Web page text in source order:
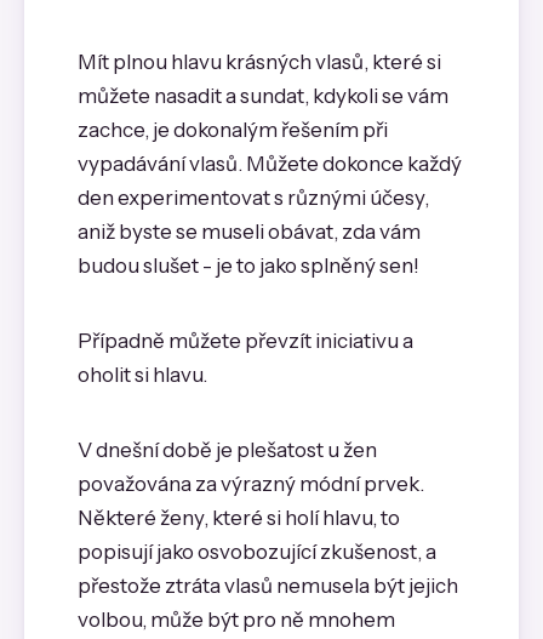
Mít plnou hlavu krásných vlasů, které si
můžete nasadit a sundat, kdykoli se vám
zachce, je dokonalým řešením při
vypadávání vlasů. Můžete dokonce každý
den experimentovat s různými účesy,
aniž byste se museli obávat, zda vám
budou slušet - je to jako splněný sen!
Případně můžete převzít iniciativu a
oholit si hlavu.
V dnešní době je plešatost u žen
považována za výrazný módní prvek.
Některé ženy, které si holí hlavu, to
popisují jako osvobozující zkušenost, a
přestože ztráta vlasů nemusela být jejich
volbou, může být pro ně mnohem